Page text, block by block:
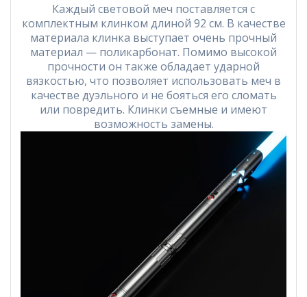
Каждый световой меч поставляется с
комплектным клинком длиной 92 см. В качестве
материала клинка выступает очень прочный
материал — поликарбонат. Помимо высокой
прочности он также обладает ударной
вязкостью, что позволяет использовать меч в
качестве дуэльного и не бояться его сломать
или повредить. Клинки съемные и имеют
возможность замены.